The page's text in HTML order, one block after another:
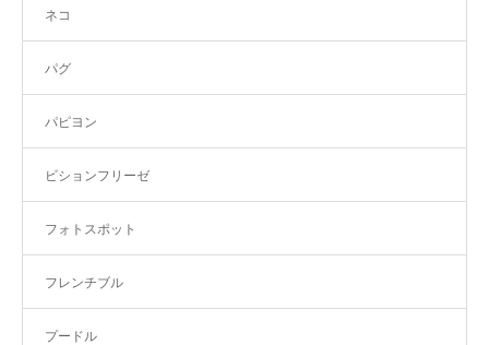
ネコ
パグ
パピヨン
ビションフリーゼ
フォトスポット
フレンチブル
プードル